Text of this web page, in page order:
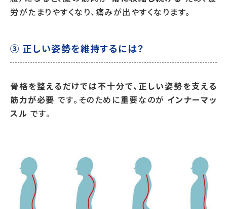
労がたまりやすくなり、痛みが出やすくなります。
③ 正しい姿勢を維持するには？
骨格を整えるだけでは不十分で、正しい姿勢を支える
筋力が必要 です。そのために重要なのが インナーマッ
スル です。